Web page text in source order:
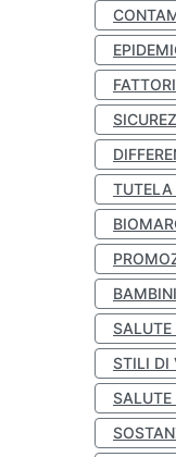
BAMBINI
SALUTE
STILI DI
SALUTE